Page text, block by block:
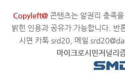
Copyleft@콘텐츠는 알권리 충족을
밝힌 인용과 공유가 가능합니다. 반
시면 카톡 srd20, 메일
마이크로시민저널리